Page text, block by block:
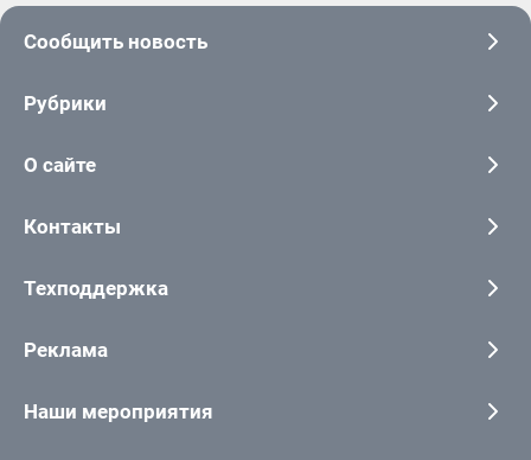
Сообщить новость
Рубрики
О сайте
Контакты
Техподдержка
Реклама
Наши мероприятия